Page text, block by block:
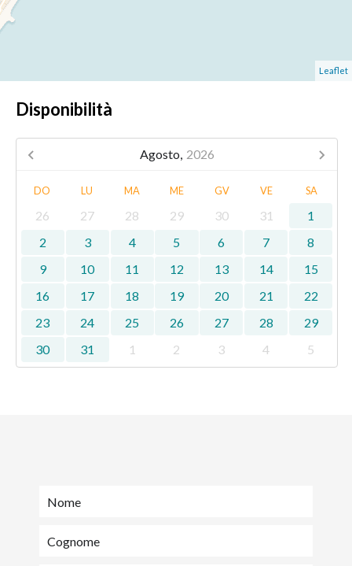
Leaflet
Disponibilità
Agosto, 2026
DO LU MA ME GV VE SA
26 27 28 29 30 31
1
2
3 4 5 6 7
8
9
10 11 12 13 14
15
16
17 18 19 20 21
22
23
24 25 26 27 28
29
30
31 1 2 3 4 5